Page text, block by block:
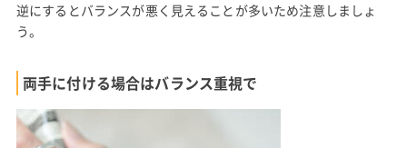
逆にするとバランスが悪く見えることが多いため注意しましょ
う。
両手に付ける場合はバランス重視で